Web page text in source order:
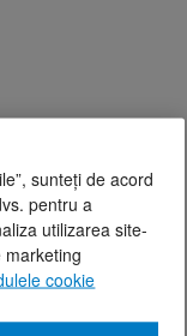
sunteți de acord
pentru a
utilizarea site-
cookie